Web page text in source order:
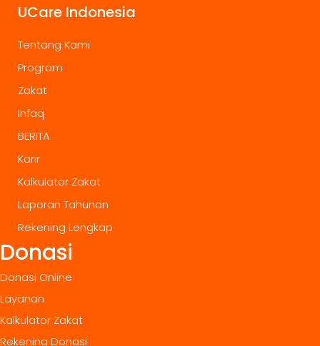
UCare Indonesia
Tentang Kami
Program
Zakat
Infaq
BERITA
Karir
Kalkulator Zakat
Laporan Tahunan
Rekening Lengkap
Donasi
Donasi Online
Layanan
Kalkulator Zakat
Rekening Donasi